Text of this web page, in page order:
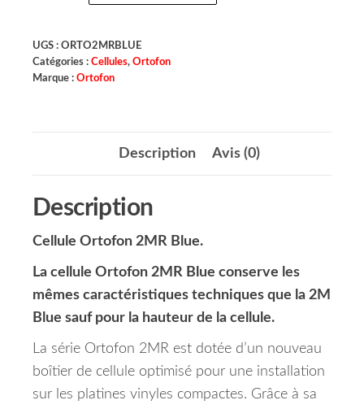
UGS : ORTO2MRBLUE
Catégories : Cellules, Ortofon
Marque : Ortofon
Description Avis (0)
Description
Cellule Ortofon 2MR Blue.
La cellule Ortofon 2MR Blue conserve les
mêmes caractéristiques techniques que la 2M
Blue sauf pour la hauteur de la cellule.
La série Ortofon 2MR est dotée d’un nouveau
boîtier de cellule optimisé pour une installation
sur les platines vinyles compactes. Grâce à sa